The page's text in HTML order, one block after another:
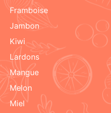
framboise
jambon
kiwi
lardons
mangue
melon
miel